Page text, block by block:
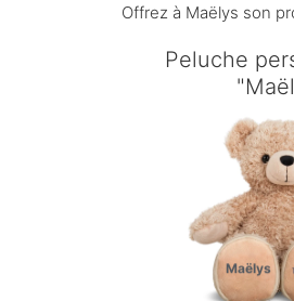
Offrez à Maëlys son
Peluche
Maëlys